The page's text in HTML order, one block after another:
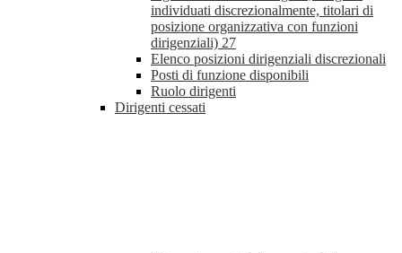
individuati discrezionalmente, titolari di
posizione organizzativa con funzioni
dirigenziali) 27
Elenco posizioni dirigenziali discrezionali
Posti di funzione disponibili
Ruolo dirigenti
Dirigenti cessati